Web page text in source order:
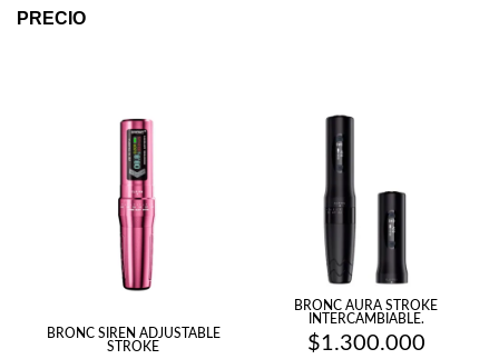
PRECIO
BRONC SIREN ADJUSTABLE
STROKE
BRONC AURA STROKE
INTERCAMBIABLE.
$1.300.000